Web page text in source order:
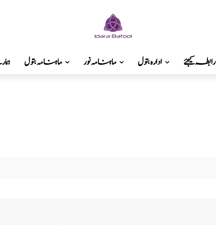
ماہنامہ بتول ماہنامہ نور ادارہ بتول رابطہ کیجئے